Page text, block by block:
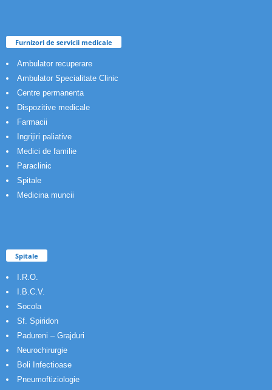
Furnizori de servicii medicale
Ambulator recuperare
Ambulator Specialitate Clinic
Centre permanenta
Dispozitive medicale
Farmacii
Ingrijiri paliative
Medici de familie
Paraclinic
Spitale
Medicina muncii
Spitale
I.R.O.
I.B.C.V.
Socola
Sf. Spiridon
Padureni – Grajduri
Neurochirurgie
Boli Infectioase
Pneumoftiziologie